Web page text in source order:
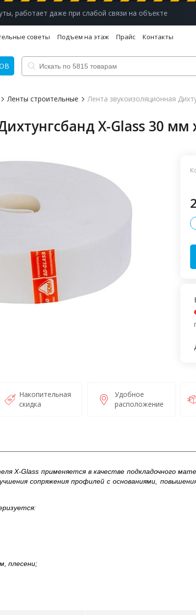
работает даже при слабой связи на объекте
советы Подъем на этаж Прайс Контакты
Ленты строительные Лента звукоизоляционная
X-Glass 30 мм
Накопительная
скидка
Удобное
расположение
X-Glass применяется в качестве подкладочного
сопряжения профилей с основаниями,
плесени;